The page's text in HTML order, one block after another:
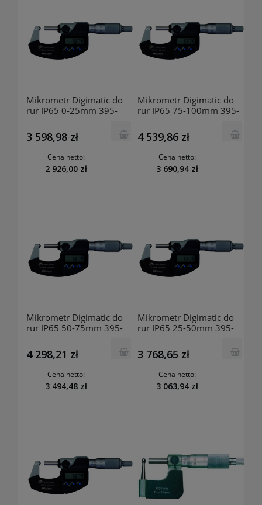
Mikrometr Digimatic do
rur IP65 0-25mm 395-
3 598,98 zł
Cena netto:
2 926,00 zł
Mikrometr Digimatic do
rur IP65 75-100mm 395-
4 539,86 zł
Cena netto:
3 690,94 zł
Mikrometr Digimatic do
rur IP65 50-75mm 395-
4 298,21 zł
Cena netto:
3 494,48 zł
Mikrometr Digimatic do
rur IP65 25-50mm 395-
3 768,65 zł
Cena netto:
3 063,94 zł